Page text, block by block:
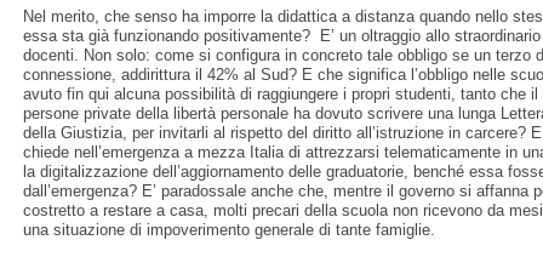
Nel merito, che senso ha imporre la didattica a distanza quando nello
essa sta già funzionando positivamente? E’ un oltraggio allo
docenti. Non solo: come si configura in concreto tale obbligo se un terzo
connessione, addirittura il 42% al Sud? E che significa l’obbligo nelle
avuto fin qui alcuna possibilità di raggiungere i propri studenti, tanto che
persone private della libertà personale ha dovuto scrivere una lunga
della Giustizia, per invitarli al rispetto del diritto all’istruzione in carcere?
chiede nell’emergenza a mezza Italia di attrezzarsi telematicamente in
la digitalizzazione dell’aggiornamento delle graduatorie, benché essa
dall’emergenza? E’ paradossale anche che, mentre il governo si affanna
costretto a restare a casa, molti precari della scuola non ricevono da
una situazione di impoverimento generale di tante famiglie.